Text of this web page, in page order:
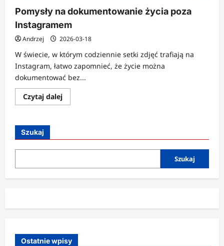
Pomysły na dokumentowanie życia poza
Instagramem
Andrzej 2026-03-18
W świecie, w którym codziennie setki zdjęć trafiają na
Instagram, łatwo zapomnieć, że życie można
dokumentować bez...
Czytaj dalejDowiedz
się
dokumentowanie
poza
Szukaj
Szukaj
Ostatnie wpisy